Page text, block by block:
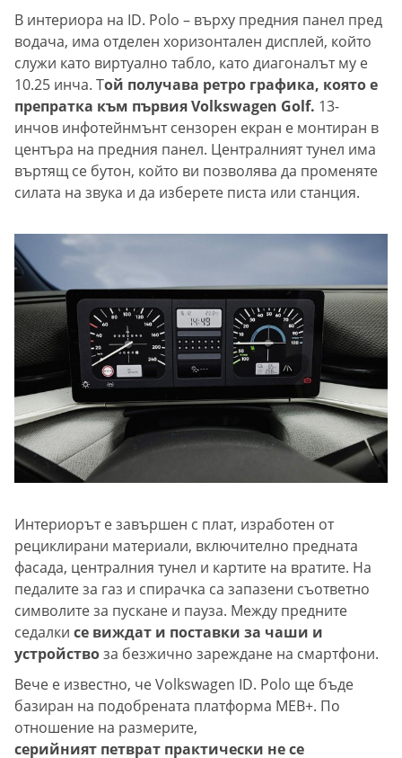
В интериора на ID. Polo – върху предния панел пред
водача, има отделен хоризонтален дисплей, който
служи като виртуално табло, като диагоналът му е
10.25 инча. Той получава ретро графика, която е
препратка към първия Volkswagen Golf. 13-
инчов инфотейнмънт сензорен екран е монтиран в
центъра на предния панел. Централният тунел има
въртящ се бутон, който ви позволява да променяте
силата на звука и да изберете писта или станция.
Интериорът е завършен с плат, изработен от
рециклирани материали, включително предната
фасада, централния тунел и картите на вратите. На
педалите за газ и спирачка са запазени съответно
символите за пускане и пауза. Между предните
седалки се виждат и поставки за чаши и
устройствоза безжично зареждане на смартфони.
Вече е известно, че Volkswagen ID. Polo ще бъде
базиран на подобрената платформа MEB+. По
отношение на размерите,
серийният петврат практически не се